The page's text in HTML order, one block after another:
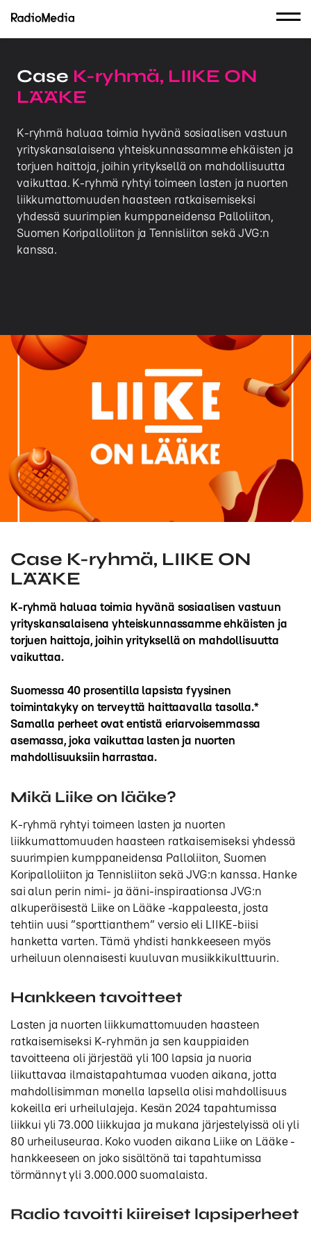
Case K-ryhmä, LIIKE ON
LÄÄKE
K-ryhmä haluaa toimia hyvänä sosiaalisen vastuun
yrityskansalaisena yhteiskunnassamme ehkäisten ja
torjuen haittoja, joihin yrityksellä on mahdollisuutta
vaikuttaa. K-ryhmä ryhtyi toimeen lasten ja nuorten
liikkumattomuuden haasteen ratkaisemiseksi
yhdessä suurimpien kumppaneidensa Palloliiton,
Suomen Koripalloliiton ja Tennisliiton sekä JVG:n
kanssa.
Case K-ryhmä, LIIKE ON
LÄÄKE
K-ryhmä haluaa toimia hyvänä sosiaalisen vastuun
yrityskansalaisena yhteiskunnassamme ehkäisten ja
torjuen haittoja, joihin yrityksellä on mahdollisuutta
vaikuttaa.
Suomessa 40 prosentilla lapsista fyysinen
toimintakyky on terveyttä haittaavalla tasolla.*
Samalla perheet ovat entistä eriarvoisemmassa
asemassa, joka vaikuttaa lasten ja nuorten
mahdollisuuksiin harrastaa.
Mikä Liike on lääke?
K-ryhmä ryhtyi toimeen lasten ja nuorten
liikkumattomuuden haasteen ratkaisemiseksi yhdessä
suurimpien kumppaneidensa Palloliiton, Suomen
Koripalloliiton ja Tennisliiton sekä JVG:n kanssa. Hanke
sai alun perin nimi- ja ääni-inspiraationsa JVG:n
alkuperäisestä Liike on Lääke -kappaleesta, josta
tehtiin uusi ”sporttianthem” versio eli LIIKE-biisi
hanketta varten. Tämä yhdisti hankkeeseen myös
urheiluun olennaisesti kuuluvan musiikkikulttuurin.
Hankkeen tavoitteet
Lasten ja nuorten liikkumattomuuden haasteen
ratkaisemiseksi K-ryhmän ja sen kauppiaiden
tavoitteena oli järjestää yli 100 lapsia ja nuoria
liikuttavaa ilmaistapahtumaa vuoden aikana, jotta
mahdollisimman monella lapsella olisi mahdollisuus
kokeilla eri urheilulajeja. Kesän 2024 tapahtumissa
liikkui yli 73.000 liikkujaa ja mukana järjestelyissä oli yli
80 urheiluseuraa. Koko vuoden aikana Liike on Lääke -
hankkeeseen on joko sisältönä tai tapahtumissa
törmännyt yli 3.000.000 suomalaista.
Radio tavoitti kiireiset lapsiperheet